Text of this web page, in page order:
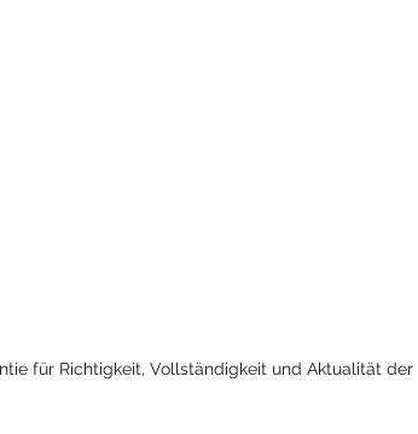
für Richtigkeit, Vollständigkeit und Aktualität der